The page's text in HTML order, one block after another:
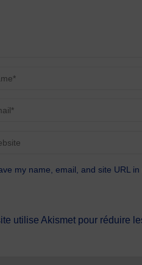
my name, email, and site URL
utilise Akismet pour réduire